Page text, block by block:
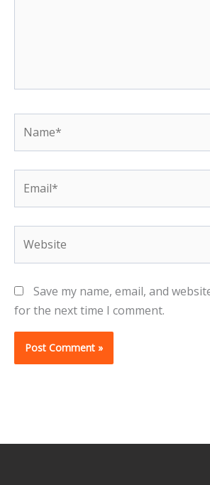
Save my name, email, and
for the next time I comment.